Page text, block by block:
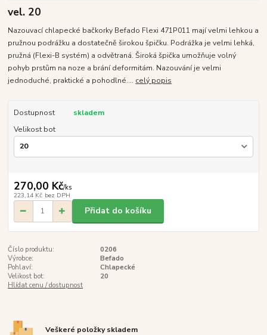
vel. 20
Nazouvací chlapecké bačkorky Befado Flexi 471P011 mají velmi lehkou a
pružnou podrážku a dostatečně širokou špičku. Podrážka je velmi lehká,
pružná (Flexi-B systém) a odvětraná. Široká špička umožňuje volný
pohyb prstům na noze a brání deformitám. Nazouvání je velmi
jednoduché, praktické a pohodlné.... celý popis
Dostupnost
skladem
Velikost bot
270,00 Kč/ks
223,14 Kč bez DPH
Přidat do košíku
Číslo produktu:
0206
Výrobce:
Befado
Pohlaví:
Chlapecké
Velikost bot:
20
Hlídat cenu / dostupnost
Veškeré položky skladem